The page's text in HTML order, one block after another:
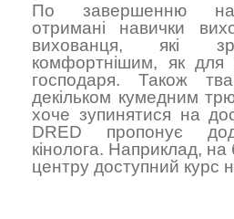
По завершенню
отримані навички
вихованця, які
комфортнішим, як для
господаря. Також
декільком кумедним
хоче зупинятися на
DRED пропонує
кінолога. Наприклад, на
центру доступний курс